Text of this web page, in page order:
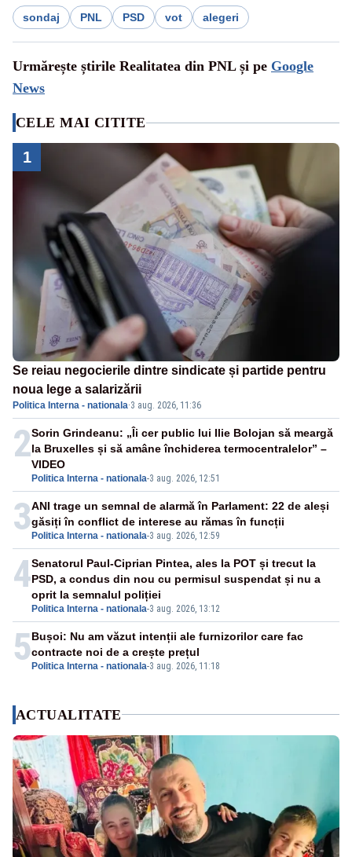
sondaj PNL PSD vot alegeri
Urmărește știrile Realitatea din PNL și pe Google
News
CELE MAI CITITE
1
Se reiau negocierile dintre sindicate și partide pentru
noua lege a salarizării
Politica Interna - nationala·3 aug. 2026, 11:36
2
Politica Interna - nationala-3 aug. 2026, 12:51
Sorin Grindeanu: „Îi cer public lui Ilie Bolojan să meargă
la Bruxelles și să amâne închiderea termocentralelor” –
VIDEO
3Politica Interna - nationala-3 aug. 2026, 12:59
ANI trage un semnal de alarmă în Parlament: 22 de aleși
găsiți în conflict de interese au rămas în funcții
4
Politica Interna - nationala-3 aug. 2026, 13:12
Senatorul Paul-Ciprian Pintea, ales la POT și trecut la
PSD, a condus din nou cu permisul suspendat și nu a
oprit la semnalul poliției
5Politica Interna - nationala-3 aug. 2026, 11:18
Bușoi: Nu am văzut intenții ale furnizorilor care fac
contracte noi de a crește prețul
ACTUALITATE